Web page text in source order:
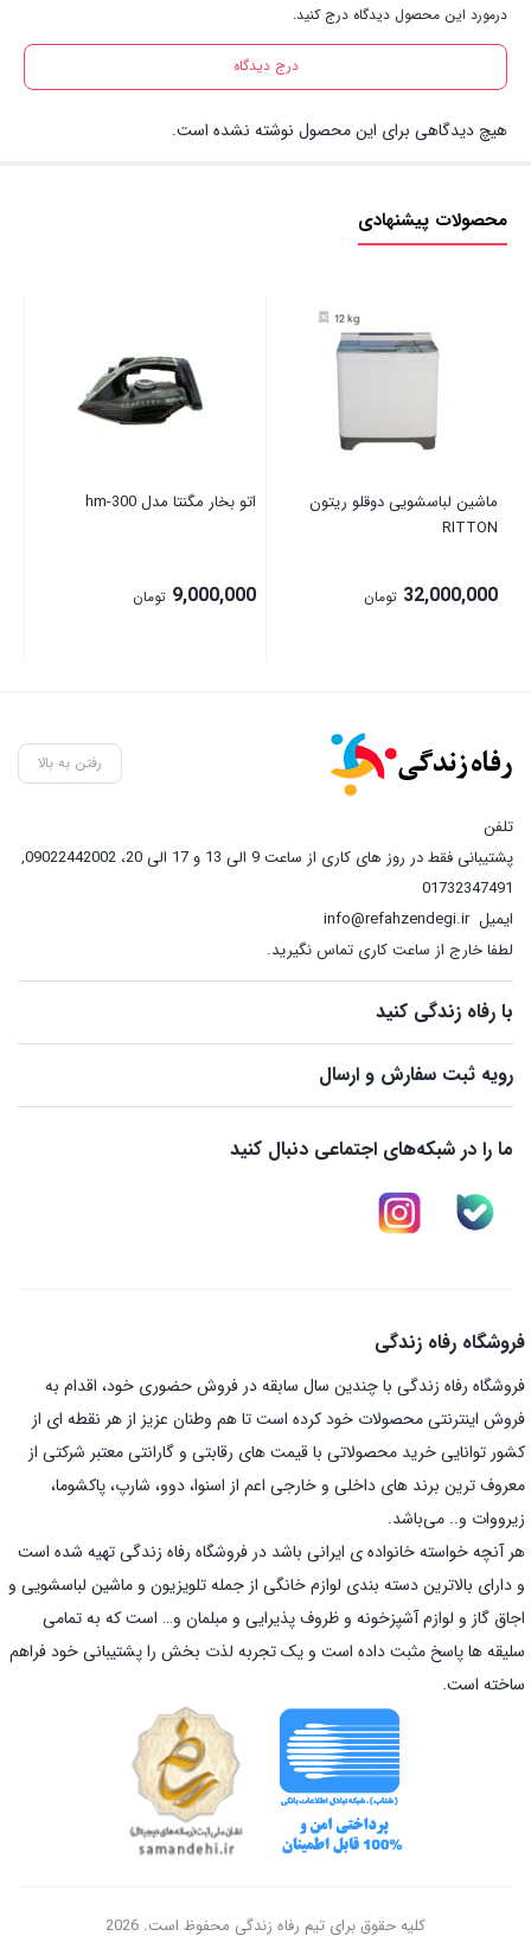
درمورد این محصول دیدگاه درج کنید.
درج دیدگاه
هیچ دیدگاهی برای این محصول نوشته نشده است.
محصولات پیشنهادی
ماشین لباسشویی دوقلو ریتون
RITTON
32,000,000 تومان
اتو بخار مگنتا مدل hm-300
9,000,000 تومان
رفتن به بالا
تلفن
پشتیبانی فقط در روز های کاری از ساعت 9 الی 13 و 17 الی 20، 09022442002
,
01732347491
ایمیلinfo@refahzendegi.ir
لطفا خارج از ساعت کاری تماس نگیرید.
با رفاه زندگی کنید
رویه ثبت سفارش و ارسال
ما را در شبکه‌های اجتماعی دنبال کنید
فروشگاه رفاه زندگی
فروشگاه رفاه زندگی با چندین سال سابقه در فروش حضوری خود، اقدام به
فروش اینترنتی محصولات خود کرده است تا هم وطنان عزیز از هر نقطه ای از
کشور توانایی خرید محصولاتی با قیمت های رقابتی و گارانتی معتبر شرکتی از
معروف ترین برند های داخلی و خارجی اعم از اسنوا، دوو، شارپ، پاکشوما،
زیرووات و.. می‌باشد.
هر آنچه خواسته خانواده ی ایرانی باشد در فروشگاه رفاه زندگی تهیه شده است
و دارای بالاترین دسته بندی لوازم خانگی از جمله تلویزیون و ماشین لباسشویی و
اجاق گاز و لوازم آشپزخونه و ظروف پذیرایی و مبلمان و… است که به تمامی
سلیقه ها پاسخ مثبت داده است و یک تجربه لذت بخش را پشتیبانی خود فراهم
ساخته است.
کلیه حقوق برای تیم رفاه زندگی محفوظ است. 2026